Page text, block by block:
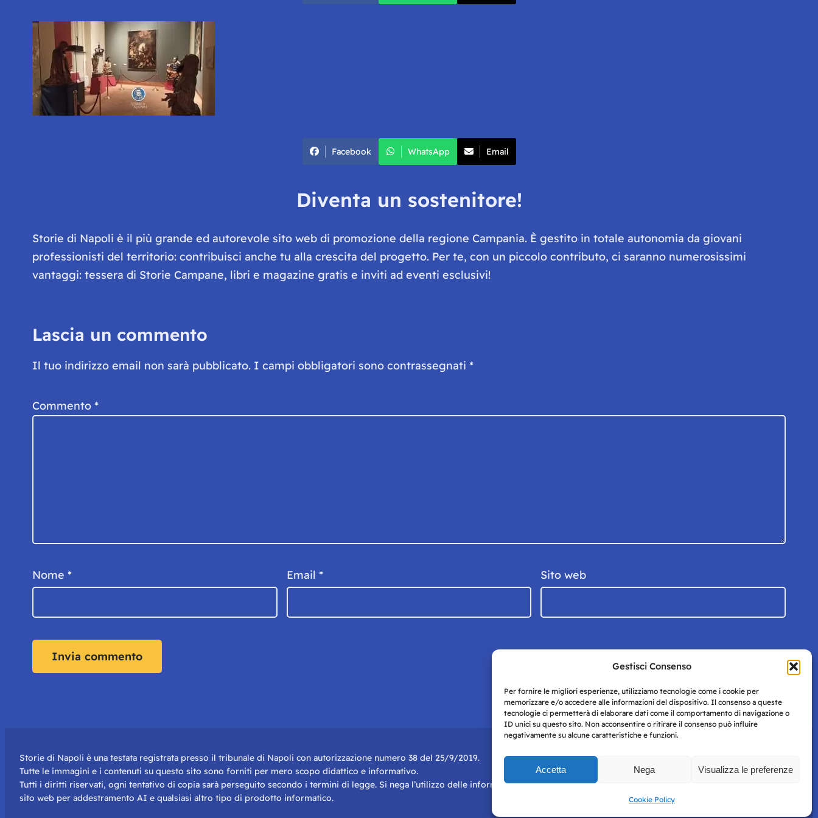
Gestisci Consenso
Per fornire le migliori esperienze, utilizziamo tecnologie come i cookie per
memorizzare e/o accedere alle informazioni del dispositivo. Il consenso a queste
tecnologie ci permetterà di elaborare dati come il comportamento di navigazione o
ID unici su questo sito. Non acconsentire o ritirare il consenso può influire
negativamente su alcune caratteristiche e funzioni.
Accetta Nega Visualizza le preferenze
Cookie Policy
Facebook WhatsApp Email
Diventa un sostenitore!
Storie di Napoli è il più grande ed autorevole sito web di promozione della regione Campania. È gestito in totale autonomia da giovani
professionisti del territorio: contribuisci anche tu alla crescita del progetto. Per te, con un piccolo contributo, ci saranno numerosissimi
vantaggi: tessera di Storie Campane, libri e magazine gratis e inviti ad eventi esclusivi!
Lascia un commento
Il tuo indirizzo email non sarà pubblicato. I campi obbligatori sono contrassegnati *
Commento *
Nome * Email * Sito web
Storie di Napoli è una testata registrata presso il tribunale di Napoli con autorizzazione numero 38 del 25/9/2019.
Tutte le immagini e i contenuti su questo sito sono forniti per mero scopo didattico e informativo.
Tutti i diritti riservati, ogni tentativo di copia sarà perseguito secondo i termini di legge. Si nega l’utilizzo delle informazioni in questo
sito web per addestramento AI e qualsiasi altro tipo di prodotto informatico.
Policy